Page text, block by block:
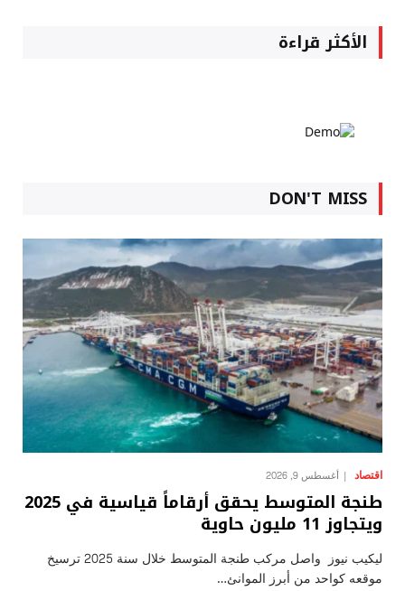
الأكثر قراءة
DON'T MISS
اقتصاد أغسطس 9, 2026
طنجة المتوسط يحقق أرقاماً قياسية في 2025
ويتجاوز 11 مليون حاوية
ليكيب نيوز واصل مركب طنجة المتوسط خلال سنة 2025 ترسيخ
موقعه كواحد من أبرز الموانئ…